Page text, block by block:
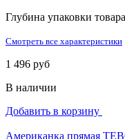
Глубина упаковки товара
Смотреть все характеристики
1 496 руб
В наличии
Добавить в корзину
Американка прямая